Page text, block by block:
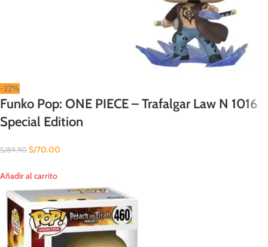
-22%
Funko Pop: ONE PIECE – Trafalgar Law N 1016
Special Edition
S/89.90 S/70.00
Añadir al carrito